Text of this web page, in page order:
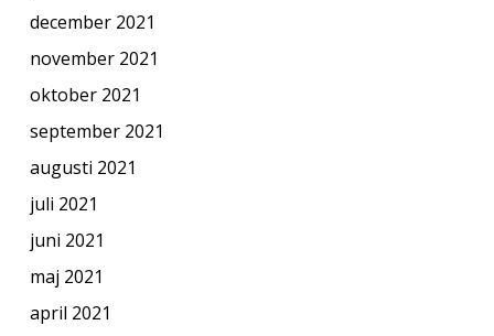
december 2021
november 2021
oktober 2021
september 2021
augusti 2021
juli 2021
juni 2021
maj 2021
april 2021